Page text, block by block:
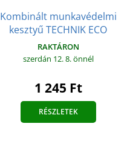
Kombinált munkavédelmi
kesztyű TECHNIK ECO
RAKTÁRON
szerdán 12. 8.önnél
1 245 Ft
RÉSZLETEK